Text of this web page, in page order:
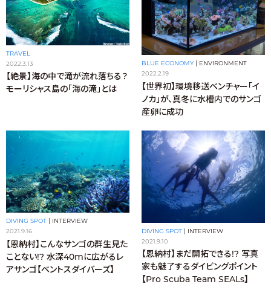
TRAVEL
2022.3.13
【絶景】海の中で滝が流れ落ちる？
モーリシャス島の「海の滝」とは
BLUE ECONOMY
ENVIRONMENT
2022.2.19
【世界初】環境移送ベンチャー「イ
ノカ」が、真冬に水槽内でのサンゴ
産卵に成功
DIVING SPOT | INTERVIEW
2021.9.16
【恩納村】こんなサンゴの群生見た
ことない!? 水深40mに広がるレ
アサンゴ【ベントスダイバーズ】
DIVING SPOT | INTERVIEW
2021.9.10
【恩納村】まだ開拓できる!? 写真
家も魅了するダイビングポイント
【Pro Scuba Team SEALs】